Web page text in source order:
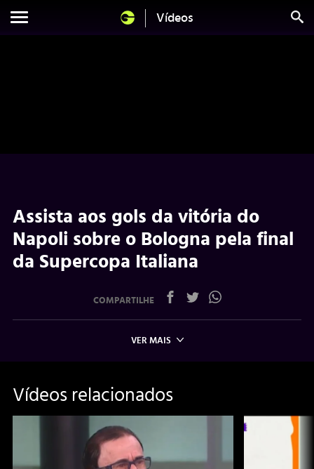
Vídeos
Assista aos gols da vitória do
Napoli sobre o Bologna pela final
da Supercopa Italiana
COMPARTILHE
VER MAIS
Vídeos relacionados